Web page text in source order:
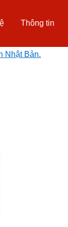
Thông tin
Nhật Bản.